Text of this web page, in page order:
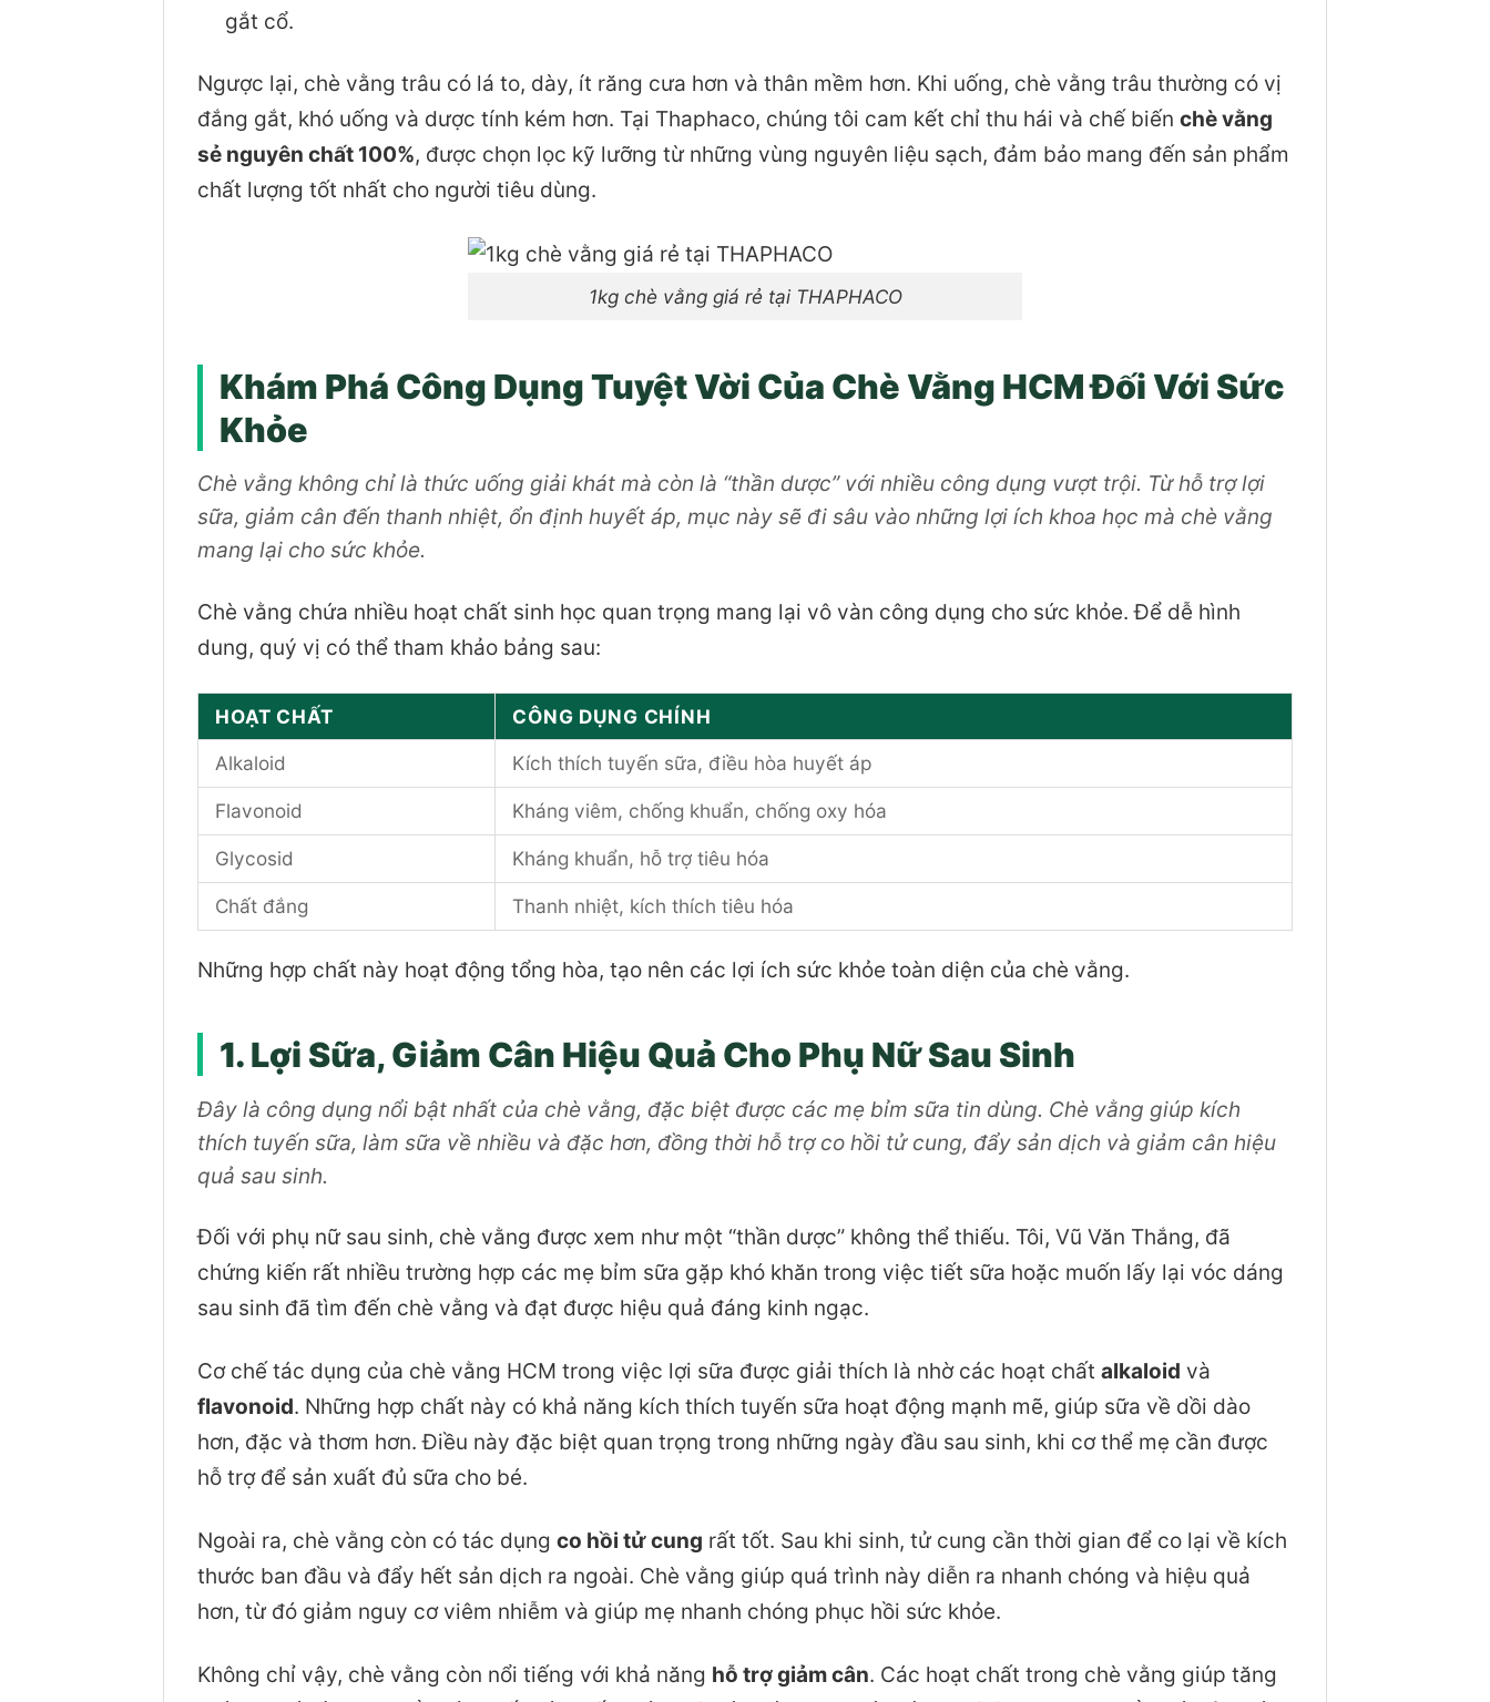
gắt cổ.
Ngược lại, chè vằng trâu có lá to, dày, ít răng cưa hơn và thân mềm hơn. Khi uống, chè vằng trâu thường có vị
đắng gắt, khó uống và dược tính kém hơn. Tại Thaphaco, chúng tôi cam kết chỉ thu hái và chế biến chè vằng
sẻ nguyên chất 100%, được chọn lọc kỹ lưỡng từ những vùng nguyên liệu sạch, đảm bảo mang đến sản phẩm
chất lượng tốt nhất cho người tiêu dùng.
1kg chè vằng giá rẻ tại THAPHACO
Khám Phá Công Dụng Tuyệt Vời Của Chè Vằng HCM Đối Với Sức
Khỏe
Chè vằng không chỉ là thức uống giải khát mà còn là “thần dược” với nhiều công dụng vượt trội. Từ hỗ trợ lợi
sữa, giảm cân đến thanh nhiệt, ổn định huyết áp, mục này sẽ đi sâu vào những lợi ích khoa học mà chè vằng
mang lại cho sức khỏe.
Chè vằng chứa nhiều hoạt chất sinh học quan trọng mang lại vô vàn công dụng cho sức khỏe. Để dễ hình
dung, quý vị có thể tham khảo bảng sau:
HOẠT CHẤT
CÔNG DỤNG CHÍNH
Alkaloid
Kích thích tuyến sữa, điều hòa huyết áp
Flavonoid Kháng viêm, chống khuẩn, chống oxy hóa
Glycosid Kháng khuẩn, hỗ trợ tiêu hóa
Chất đắng Thanh nhiệt, kích thích tiêu hóa
Những hợp chất này hoạt động tổng hòa, tạo nên các lợi ích sức khỏe toàn diện của chè vằng.
1. Lợi Sữa, Giảm Cân Hiệu Quả Cho Phụ Nữ Sau Sinh
Đây là công dụng nổi bật nhất của chè vằng, đặc biệt được các mẹ bỉm sữa tin dùng. Chè vằng giúp kích
thích tuyến sữa, làm sữa về nhiều và đặc hơn, đồng thời hỗ trợ co hồi tử cung, đẩy sản dịch và giảm cân hiệu
quả sau sinh.
Đối với phụ nữ sau sinh, chè vằng được xem như một “thần dược” không thể thiếu. Tôi, Vũ Văn Thắng, đã
chứng kiến rất nhiều trường hợp các mẹ bỉm sữa gặp khó khăn trong việc tiết sữa hoặc muốn lấy lại vóc dáng
sau sinh đã tìm đến chè vằng và đạt được hiệu quả đáng kinh ngạc.
Cơ chế tác dụng của chè vằng HCM trong việc lợi sữa được giải thích là nhờ các hoạt chất alkaloid và
flavonoid. Những hợp chất này có khả năng kích thích tuyến sữa hoạt động mạnh mẽ, giúp sữa về dồi dào
hơn, đặc và thơm hơn. Điều này đặc biệt quan trọng trong những ngày đầu sau sinh, khi cơ thể mẹ cần được
hỗ trợ để sản xuất đủ sữa cho bé.
Ngoài ra, chè vằng còn có tác dụng co hồi tử cung rất tốt. Sau khi sinh, tử cung cần thời gian để co lại về kích
thước ban đầu và đẩy hết sản dịch ra ngoài. Chè vằng giúp quá trình này diễn ra nhanh chóng và hiệu quả
hơn, từ đó giảm nguy cơ viêm nhiễm và giúp mẹ nhanh chóng phục hồi sức khỏe.
Không chỉ vậy, chè vằng còn nổi tiếng với khả năng hỗ trợ giảm cân. Các hoạt chất trong chè vằng giúp tăng